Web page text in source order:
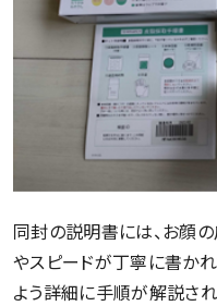
同封の説明書には、お顔
やスピードが丁寧に書か
よう詳細に手順が解説され